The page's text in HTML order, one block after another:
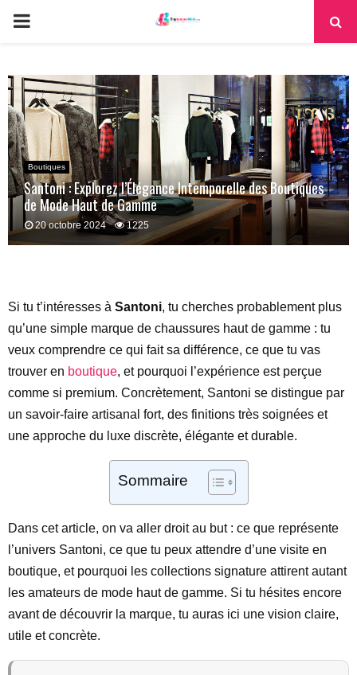
PRIMARY
Boutiques
Santoni : Explorez l’Élégance Intemporelle des Boutiques
de Mode Haut de Gamme
20 octobre 2024 1225
Si tu t’intéresses à Santoni, tu cherches probablement plus
qu’une simple marque de chaussures haut de gamme : tu
veux comprendre ce qui fait sa différence, ce que tu vas
trouver en boutique, et pourquoi l’expérience est perçue
comme si premium. Concrètement, Santoni se distingue par
un savoir-faire artisanal fort, des finitions très soignées et
une approche du luxe discrète, élégante et durable.
Sommaire
Dans cet article, on va aller droit au but : ce que représente
l’univers Santoni, ce que tu peux attendre d’une visite en
boutique, et pourquoi les collections signature attirent autant
les amateurs de mode haut de gamme. Si tu hésites encore
avant de découvrir la marque, tu auras ici une vision claire,
utile et concrète.